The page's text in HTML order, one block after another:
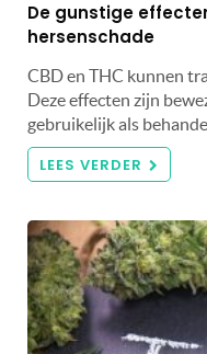
De gunstige
hersenschade
CBD en THC kunnen
Deze effecten zijn
gebruikelijk als
LEES VERDER